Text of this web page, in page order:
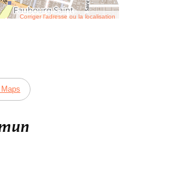
Corriger l’adresse ou la localisation